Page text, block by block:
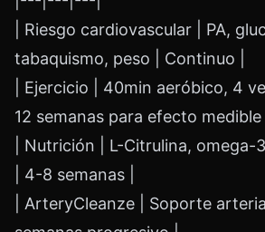
| Riesgo cardiovascular | PA,
tabaquismo, peso | Continuo |
| Ejercicio | 40min aeróbico, 4
12 semanas para efecto medible |
| Nutrición | L-Citrulina, omega-
| 4-8 semanas |
| ArteryCleanze | Soporte